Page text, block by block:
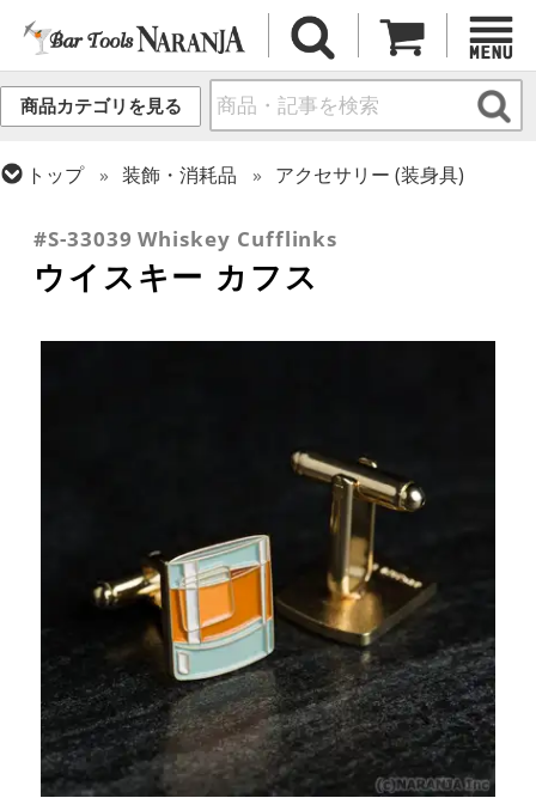
商品カテゴリを見る
トップ 装飾・消耗品
アクセサリー (装身具)
#S-33039 Whiskey Cufflinks
ウイスキー カフス